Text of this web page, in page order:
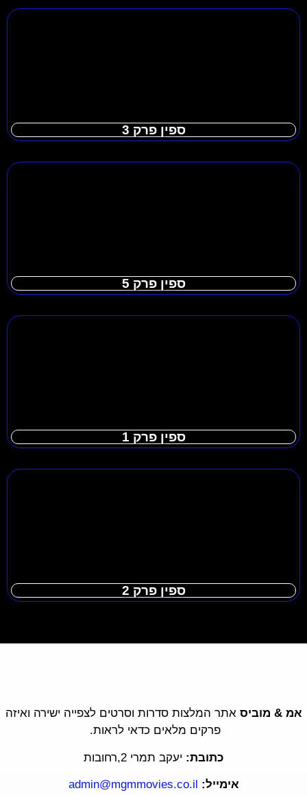
ספין פרק 3
ספין פרק 5
ספין פרק 1
ספין פרק 2
אמ & מוביס אתר המלצות סדרות וסרטים לצפייה ישירה ואיזה
פרקים מלאים כדאי לראות.
כתובת: יעקב תמרי 2,רחובות
אימייל: admin@mgmmovies.co.il